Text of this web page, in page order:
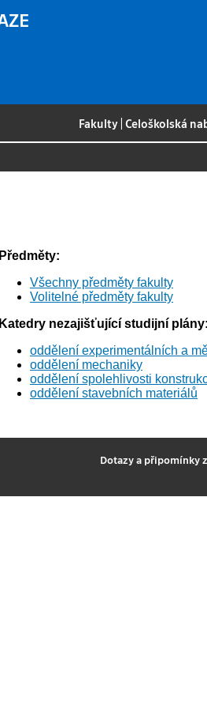
Fakulty |Celoškolská
Předměty:
Všechny předměty fakulty
Volitelné předměty fakulty
Katedry nezajišťující studijní plány:
oddělení experimentálních a
oddělení mechaniky
oddělení spolehlivosti
oddělení stavebních materiálů
Dotazy a připomínky